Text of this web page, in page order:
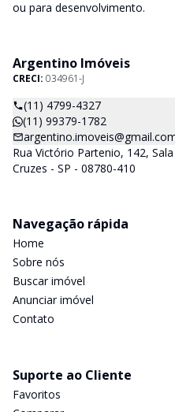
ou para desenvolvimento.
Argentino Imóveis
CRECI: 034961-J
(11) 4799-4327
(11) 99379-1782
Rua Victório Partenio, 142,
Cruzes - SP - 08780-410
Navegação rápida
Home
Sobre nós
Buscar imóvel
Anunciar imóvel
Contato
Suporte ao Cliente
Favoritos